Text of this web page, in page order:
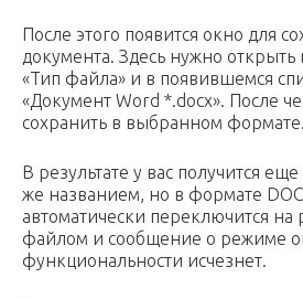
После этого появится окно для
документа. Здесь нужно
«Тип файла» и в появившемся
«Документ Word *.docx». После
сохранить в выбранном формате.
В результате у вас получится
же названием, но в формате
автоматически переключится на
файлом и сообщение о режиме
функциональности исчезнет.